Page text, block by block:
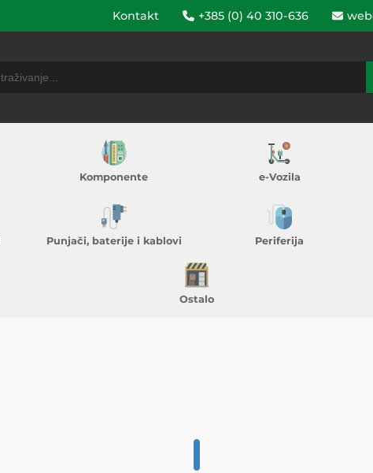
Kontakt +385 (0) 40 310-636
Komponente e-Vozila
Punjači, baterije i kablovi Periferija
Ostalo